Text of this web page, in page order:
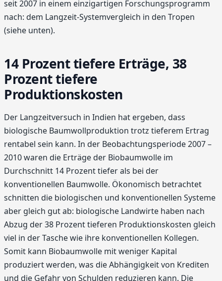
seit 2007 in einem einzigartigen Forschungsprogramm
nach: dem Langzeit-Systemvergleich in den Tropen
(siehe unten).
14 Prozent tiefere Erträge, 38
Prozent tiefere
Produktionskosten
Der Langzeitversuch in Indien hat ergeben, dass
biologische Baumwollproduktion trotz tieferem Ertrag
rentabel sein kann. In der Beobachtungsperiode 2007 –
2010 waren die Erträge der Biobaumwolle im
Durchschnitt 14 Prozent tiefer als bei der
konventionellen Baumwolle. Ökonomisch betrachtet
schnitten die biologischen und konventionellen Systeme
aber gleich gut ab: biologische Landwirte haben nach
Abzug der 38 Prozent tieferen Produktionskosten gleich
viel in der Tasche wie ihre konventionellen Kollegen.
Somit kann Biobaumwolle mit weniger Kapital
produziert werden, was die Abhängigkeit von Krediten
und die Gefahr von Schulden reduzieren kann. Die